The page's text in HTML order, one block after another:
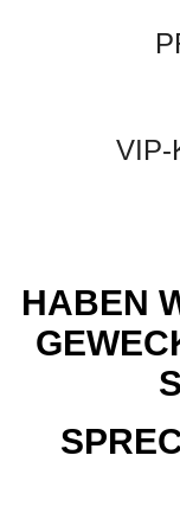
VIP-
HABEN